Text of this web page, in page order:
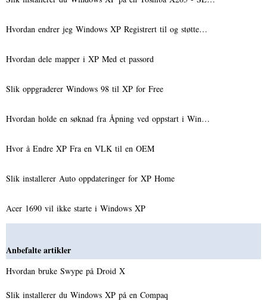
Hvordan endrer jeg Windows XP Registrert til og støtte…
Hvordan dele mapper i XP Med et passord
Slik oppgraderer Windows 98 til XP for Free
Hvordan holde en søknad fra Åpning ved oppstart i Win…
Hvor å Endre XP Fra en VLK til en OEM
Slik installerer Auto oppdateringer for XP Home
Acer 1690 vil ikke starte i Windows XP
Anbefalte artikler
Hvordan bruke Swype på Droid X
Slik installerer du Windows XP på en Compaq